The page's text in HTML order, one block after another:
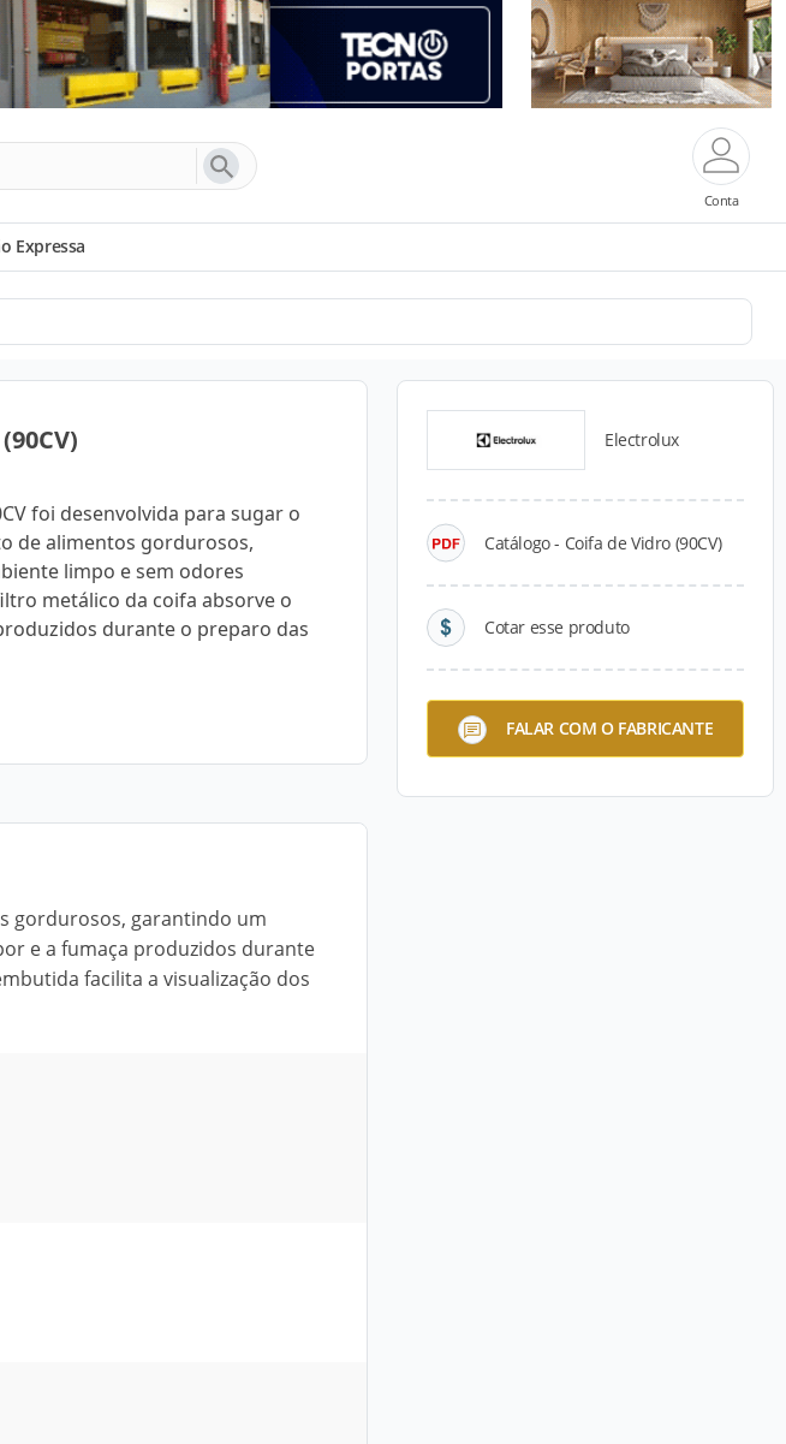
Conta
Expressa
foi desenvolvida para sugar o
de alimentos gordurosos,
limpo e sem odores
metálico da coifa absorve o
durante o preparo das
Electrolux
Catálogo - Coifa de Vidro (90CV)
Cotar esse produto
FALAR COM O FABRICANTE
gordurosos, garantindo um
e a fumaça produzidos durante
facilita a visualização dos